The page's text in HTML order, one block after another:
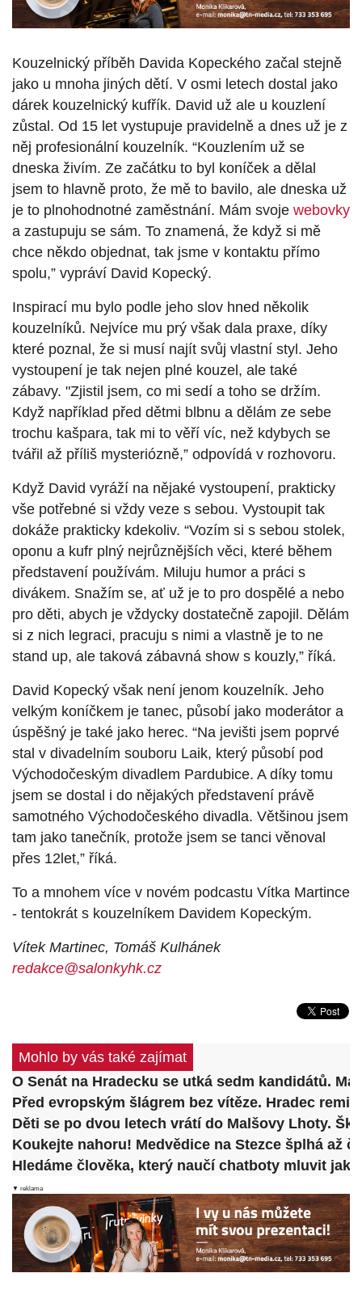
Kouzelnický příběh Davida Kopeckého začal stejně
jako u mnoha jiných dětí. V osmi letech dostal jako
dárek kouzelnický kufřík. David už ale u kouzlení
zůstal. Od 15 let vystupuje pravidelně a dnes už je z
něj profesionální kouzelník. “Kouzlením už se
dneska živím. Ze začátku to byl koníček a dělal
jsem to hlavně proto, že mě to bavilo, ale dneska už
je to plnohodnotné zaměstnání. Mám svoje webovky
a zastupuju se sám. To znamená, že když si mě
chce někdo objednat, tak jsme v kontaktu přímo
spolu,” vypráví David Kopecký.
Inspirací mu bylo podle jeho slov hned několik
kouzelníků. Nejvíce mu prý však dala praxe, díky
které poznal, že si musí najít svůj vlastní styl. Jeho
vystoupení je tak nejen plné kouzel, ale také
zábavy. "Zjistil jsem, co mi sedí a toho se držím.
Když například před dětmi blbnu a dělám ze sebe
trochu kašpara, tak mi to věří víc, než kdybych se
tvářil až příliš mysteriózně,” odpovídá v rozhovoru.
Když David vyráží na nějaké vystoupení, prakticky
vše potřebné si vždy veze s sebou. Vystoupit tak
dokáže prakticky kdekoliv. “Vozím si s sebou stolek,
oponu a kufr plný nejrůznějších věci, které během
představení používám. Miluju humor a práci s
divákem. Snažím se, ať už je to pro dospělé a nebo
pro děti, abych je vždycky dostatečně zapojil. Dělám
si z nich legraci, pracuju s nimi a vlastně je to ne
stand up, ale taková zábavná show s kouzly,” říká.
David Kopecký však není jenom kouzelník. Jeho
velkým koníčkem je tanec, působí jako moderátor a
úspěšný je také jako herec. “Na jevišti jsem poprvé
stal v divadelním souboru Laik, který působí pod
Východočeským divadlem Pardubice. A díky tomu
jsem se dostal i do nějakých představení právě
samotného Východočeského divadla. Většinou jsem
tam jako tanečník, protože jsem se tanci věnoval
přes 12let,” říká.
To a mnohem více v novém podcastu Vítka Martince
- tentokrát s kouzelníkem Davidem Kopeckým.
Vítek Martinec, Tomáš Kulhánek
redakce@salonkyhk.cz
Mohlo by vás také zajímat
O Senát na Hradecku se utká sedm kandidátů.
Před evropským šlágrem bez vítěze. Hradec
Děti se po dvou letech vrátí do Malšovy Lhoty.
Koukejte nahoru! Medvědice na Stezce šplhá až
Hledáme člověka, který naučí chatboty mluvit
▼ reklama